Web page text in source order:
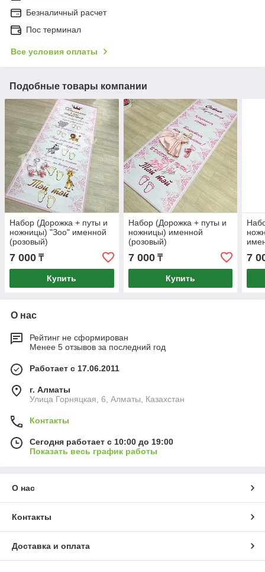
Безналичный расчет
Пос терминал
Все условия оплаты
Подобные товары компании
Набор (Дорожка + путы и
ножницы) "Зоо" именной
(розовый)
7 000 ₸
Купить
Набор (Дорожка + путы и
ножницы) именной
(розовый)
7 000₸
Купить
7
О нас
Рейтинг не сформирован
Менее 5 отзывов за последний год
Работает с 17.06.2011
г. Алматы
​Улица Горняцкая, 6, Алматы, Казахстан
Контакты
Сегодня работает с 10:00 до 19:00
Показать весь график работы
О нас
Контакты
Доставка и оплата